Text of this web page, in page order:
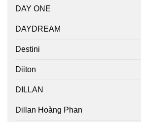
DAY ONE
DAYDREAM
Destini
Diiton
DILLAN
Dillan Hoàng Phan